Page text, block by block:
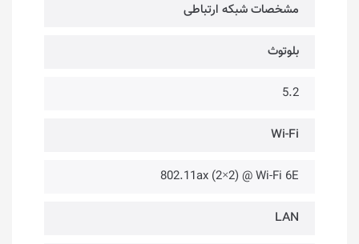
مشخصات شبکه ارتباطی
بلوتوث
5.2
Wi-Fi
802.11ax (2×2) @ Wi-Fi 6E
LAN